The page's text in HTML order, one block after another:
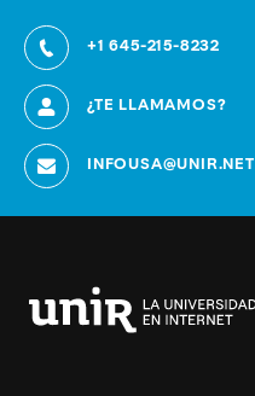
+1 645-215-8232
¿TE LLAMAMOS?
INFOUSA@UNIR.NET